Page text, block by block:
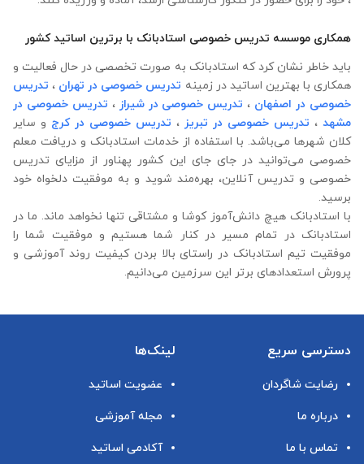
همکاری موسسه تدریس خصوصی استادبانک با برترین اساتید کشور
باید خاطر نشان کرد که استادبانک به صورت تخصصی در حال فعالیت و
همکاری با بهترین اساتید در زمینه تدریس خصوصی در تهران ، تدریس
خصوصی در اصفهان ، تدریس خصوصی در شیراز، تدریس خصوصی در
مشهد ، تدریس خصوصی در تبریز ، تدریس خصوصی در کرج و سایر
کلان شهرها می‌باشد. با استفاده از خدمات استادبانک و دریافت معلم
خصوصی می‌توانید در جای جای این کشور پهناور از مزایای تدریس
خصوصی و تدریس آنلاین، بهره‌مند شوید و به موفقیت دلخواه خود
برسید.
با استادبانک هیچ دانش‌آموز کوشا و مشتاقی تنها نخواهد ماند. ما در
استادبانک در تمام مسیر در کنار شما هستیم و موفقیت شما را
موفقیت تیم استادبانک در راستای بالا بردن کیفیت روند آموزشی و
پرورش استعدادهای برتر این سرزمین می‌دانیم.
دسترسی سریع
رضایت شاگردان
درباره ما
تماس با ما
لینک‌ها
عضویت اساتید
مجله آموزشی
آکادمی اساتید